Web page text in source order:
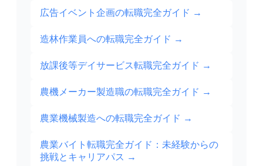
広告イベント企画の転職完全ガイド →
造林作業員への転職完全ガイド →
放課後等デイサービス転職完全ガイド →
農機メーカー製造職の転職完全ガイド →
農業機械製造への転職完全ガイド →
農業バイト転職完全ガイド：未経験からの
挑戦とキャリアパス →